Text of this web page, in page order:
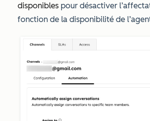
disponibles pour désactiver
fonction de la disponibilité de